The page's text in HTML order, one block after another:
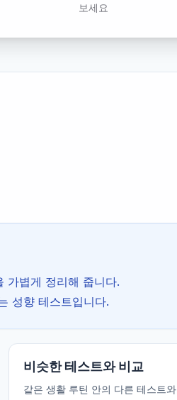
보세요
가볍게 정리해 줍니다.
성향 테스트입니다.
비슷한 테스트와 비교
같은 생활 루틴 안의 다른 테스트와